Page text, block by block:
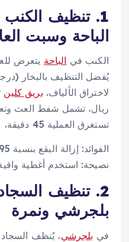
1. تنظيف
الباحة وسبت
الكنب في الباحة يتعرض
لاختراق الألياف. بريق كلين
ريال، تشمل شفط العث
تستغرق العملية 45 دقيقة، مع تجفيف سريع في ساعة.
نصيحة: استخدم أغطية
2. تنظيف
بلجرشي ونمرة
في بلجرشي، يُنظف السجاد